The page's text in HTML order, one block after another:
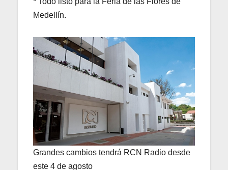
Medellín.
Grandes cambios tendrá RCN Radio desde
este 4 de agosto